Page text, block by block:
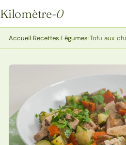
Kilomètre-0
Kilomètre-0
Accueil›Recettes›Légumes›